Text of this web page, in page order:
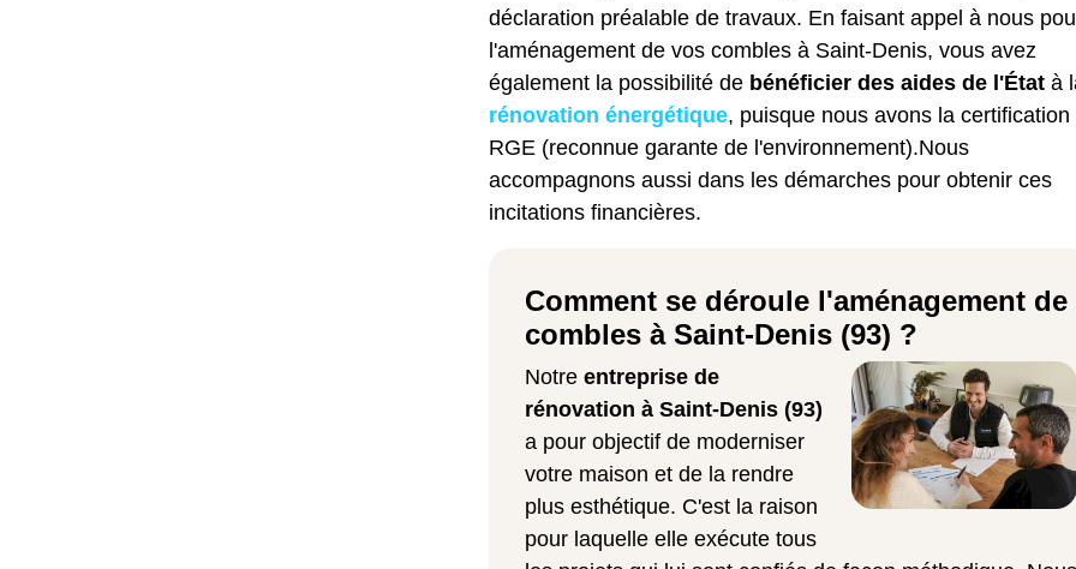
déclaration préalable de travaux. En faisant appel à nous
l'aménagement de vos combles à Saint-Denis, vous avez
également la possibilité de bénéficier des aides de l'État à
rénovation énergétique, puisque nous avons la certification
RGE (reconnue garante de l'environnement).Nous
accompagnons aussi dans les démarches pour obtenir ces
incitations financières.
Comment se déroule l'aménagement de
combles à Saint-Denis (93) ?
Notre entreprise de
rénovation à Saint-Denis (93)
a pour objectif de moderniser
votre maison et de la rendre
plus esthétique. C'est la raison
pour laquelle elle exécute tous